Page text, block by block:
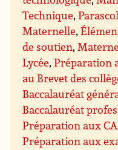
Technique,
Maternelle,
de soutien,
Lycée,Préparation
au Brevet des
Baccalauréat
Baccalauréat
Préparation aux
Préparation aux